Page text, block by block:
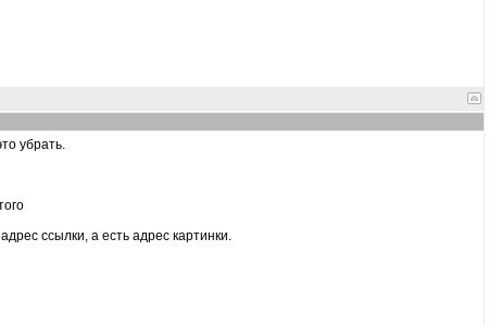
убрать.
ссылки, а есть адрес картинки.